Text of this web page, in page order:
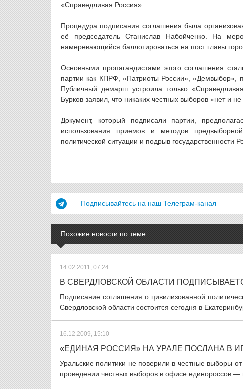
«Справедливая Россия».
Процедура подписания соглашения была
её председатель Станислав Набойченко. На
намеревающийся баллотироваться на пост главы
Основными пропагандистами этого соглашения
партии как КПРФ, «Патриоты России», «Демвыбор»,
Публичный демарш устроила только
Бурков заявил, что никаких честных выборов «нет и не
Документ, который подписали партии,
использования приемов и методов
политической ситуации и подрыв государственности
Подписывайтесь на наш Телеграм-канал
Похожие новости по теме
14.02.2011, 07:24
В СВЕРДЛОВСКОЙ ОБЛАСТИ
Подписание соглашения о цивилизованной
Свердловской области состоится сегодня в
16.12.2009, 15:10
«ЕДИНАЯ РОССИЯ» НА УРАЛЕ ПОСЛАНА В
Уральские политики не поверили в честные выборы
проведении честных выборов в офисе единороссов —